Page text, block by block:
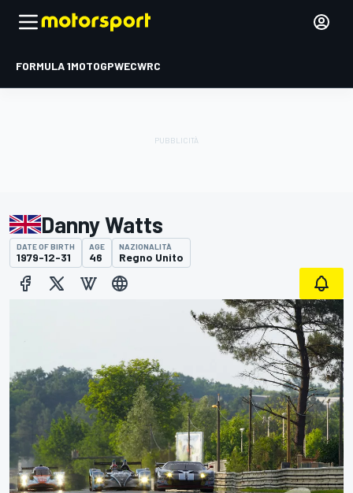
FORMULA 1MOTOGPWECWRC
Danny Watts
DATE OF BIRTH
1979-12-31
AGE
46
NAZIONALITÀ
Regno Unito